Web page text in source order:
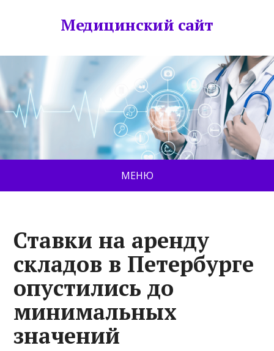
Медицинский сайт
МЕНЮ
Ставки на аренду
складов в Петербурге
опустились до
минимальных
значений